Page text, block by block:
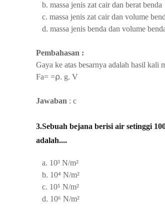
b. massa jenis zat cair dan berat benda
c. massa jenis zat cair dan volume
d. massa jenis benda dan volume
Pembahasan :
Gaya ke atas besarnya adalah hasil kali
Fa= =⍴. g. V
Jawaban : c
3.Sebuah bejana berisi air setinggi
adalah....
a. 10³ N/m²
b. 10⁴ N/m²
c. 10⁵ N/m²
d. 10⁶ N/m²